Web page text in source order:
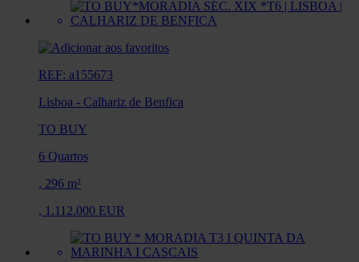
REF: a155673
Lisboa - Calhariz de Benfica
TO BUY
6 Quartos
, 296 m²
, 1.112.000 EUR